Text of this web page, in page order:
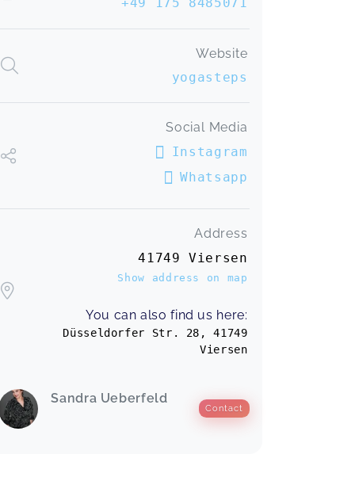
Danke für die yoga Einheiten. Es hat
Yoga happy back
Melanie,Apr 24
+49 175 8485071
Website
yogasteps
Social Media
Instagram
Whatsapp
Address
41749 Viersen
Show address on map
You can also find us here:
Düsseldorfer Str. 28, 41749
Viersen
Sandra Ueberfeld
Contact